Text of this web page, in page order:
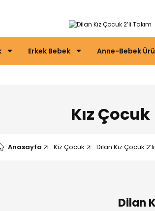
Erkek Bebek Anne-Bebek
Kız Çocuk
Anasayfa Kız Çocuk Dilan Kız Çocuk
Dilan